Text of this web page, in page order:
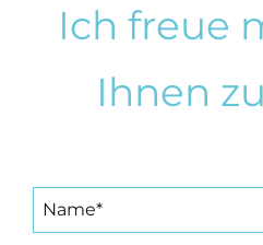
Ich freue
Ihnen